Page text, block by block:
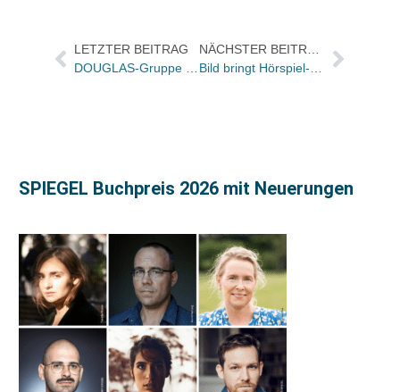
LETZTER BEITRAG
SPIEGEL Buchpreis 2026 mit Neuerungen